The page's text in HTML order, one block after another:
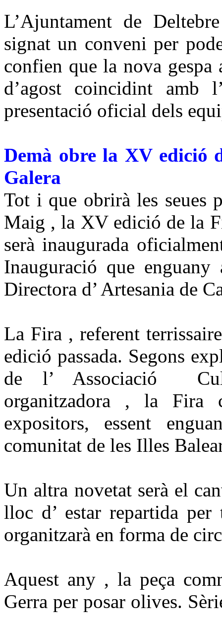
L’Ajuntament de
signat un conveni per
confien que la nova
d’agost coincidint amb
presentació oficial dels
Demà obre la XV edició
Galera
Tot i que obrirà les seues
Maig , la XV edició de la
serà inaugurada
Inauguració que
Directora d’ Artesania de
La Fira , referent
edició passada. Segons
de l’ Associació
organitzadora , la Fira
expositors, essent
comunitat de les Illes
Un altra novetat serà el
lloc d’ estar repartida
organitzarà en forma de
Aquest any , la peça
Gerra per posar olives.